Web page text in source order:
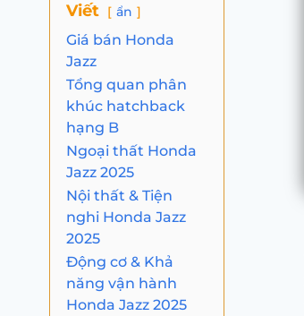
Viết
ẩn
Giá bán Honda
Jazz
Tổng quan phân
khúc hatchback
hạng B
Ngoại thất Honda
Jazz 2025
Nội thất & Tiện
nghi Honda Jazz
2025
Động cơ & Khả
năng vận hành
Honda Jazz 2025